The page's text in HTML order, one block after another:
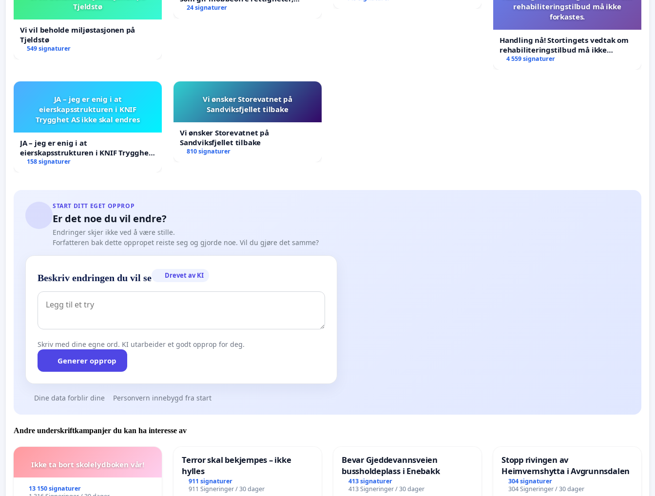
Tjeldstø
Vi vil beholde miljøstasjonen på
Tjeldstø
549 signaturer
oppreisning og hjelp?
24 signaturer
rehabiliteringstilbud må ikke
forkastes.
Handling nå! Stortingets vedtak om
rehabiliteringstilbud må ikke
forkastes.
4 559 signaturer
JA – jeg er enig i at
eierskapsstrukturen i KNIF
Trygghet AS ikke skal endres
JA – jeg er enig i at
eierskapsstrukturen i KNIF Trygghet
AS ikke skal endres
158 signaturer
Vi ønsker Storevatnet på
Sandviksfjellet tilbake
Vi ønsker Storevatnet på
Sandviksfjellet tilbake
810 signaturer
START DITT EGET OPPROP
Er det noe du vil endre?
Endringer skjer ikke ved å være stille.
Forfatteren bak dette oppropet reiste seg og gjorde noe. Vil du gjøre det samme?
Beskriv endringen du vil se Drevet av KI
Skriv med dine egne ord. KI utarbeider et godt opprop for deg.
Generer opprop
Dine data forblir dine Personvern innebygd fra start
Andre underskriftkampanjer du kan ha interesse av
Ikke ta bort skolelydboken vår!
13 150 signaturer
Terror skal bekjempes – ikke
hylles
911 signaturer
911 Signeringer / 30 dager
Bevar Gjeddevannsveien
bussholdeplass i Enebakk
413 signaturer
413 Signeringer / 30 dager
Stopp rivingen av
Heimvernshytta i Avgrunnsdalen
304 signaturer
304 Signeringer / 30 dager